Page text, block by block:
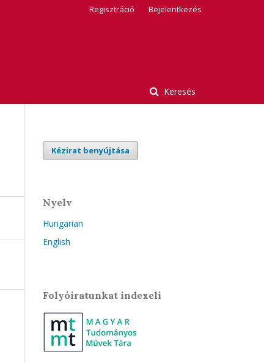
Keresés
Regisztráció Bejelentkezés
Kézirat benyújtása
Nyelv
Hungarian
English
Folyóiratunkat indexeli